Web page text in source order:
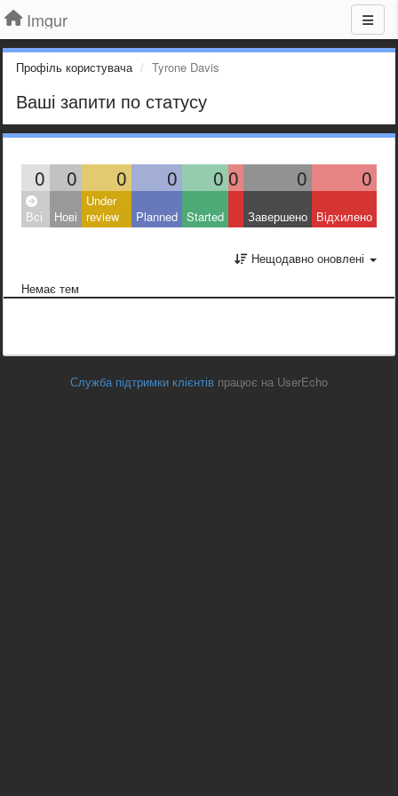
Imgur
Профіль користувача Tyrone Davis
Ваші запити по статусу
0 0 0 0 0 0 0 0
Всі Нові
Under
review
Planned Started Завершено Відхилено
Нещодавно оновлені
Немає тем
Служба підтримки клієнтів працює на UserEcho